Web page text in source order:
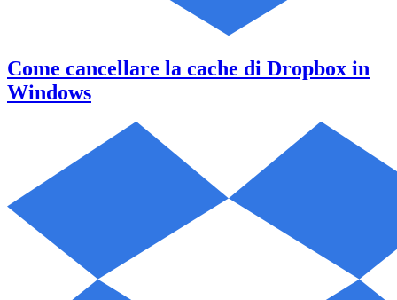
Come cancellare la cache di Dropbox in
Windows